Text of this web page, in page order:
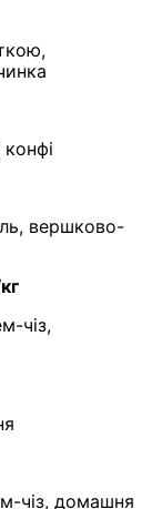
вершково-
чіз,
чіз, домашня